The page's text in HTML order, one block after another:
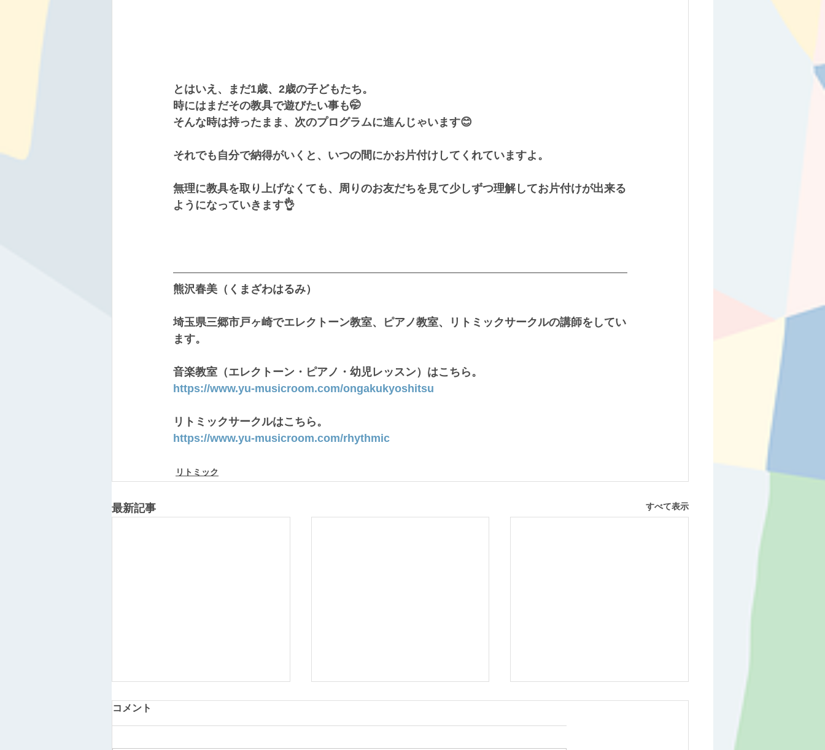
とはいえ、まだ1歳、2歳の子どもたち。
時にはまだその教具で遊びたい事も🤭
そんな時は持ったまま、次のプログラムに進んじゃいます😊
それでも自分で納得がいくと、いつの間にかお片付けしてくれていますよ。
無理に教具を取り上げなくても、周りのお友だちを見て少しずつ理解してお片付けが出来る
ようになっていきます👌
熊沢春美（くまざわはるみ）
埼玉県三郷市戸ヶ崎でエレクトーン教室、ピアノ教室、リトミックサークルの講師をしてい
ます。
音楽教室（エレクトーン・ピアノ・幼児レッスン）はこちら。
https://www.yu-musicroom.com/ongakukyoshitsu
リトミックサークルはこちら。
https://www.yu-musicroom.com/rhythmic
リトミック
最新記事 すべて表示
コメント